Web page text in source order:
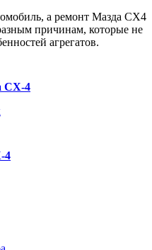
а ремонт Мазда СХ4
причинам, которые не
агрегатов.
СХ-4
4